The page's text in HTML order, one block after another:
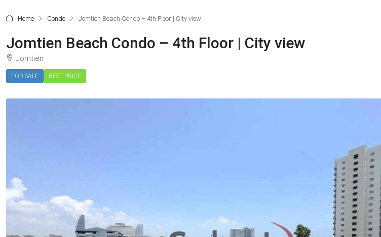
Home Condo Jomtien Beach Condo – 4th Floor | City view
Jomtien Beach Condo – 4th Floor | City view
Jomtien
FOR SALE BEST PRICE